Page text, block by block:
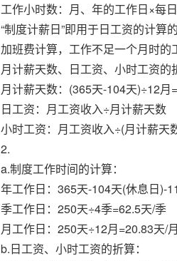
工作小时数：月、年的工作日×每
“制度计薪日”即用于日工资的计
加班费计算，工作不足一个月时的
月计薪天数、日工资、小时工资的
月计薪天数：(365天-104天)÷12
日工资：月工资收入÷月计薪天数
小时工资：月工资收入÷(月计薪天
2.
a.制度工作时间的计算：
年工作日：365天-104天(休息日)-
季工作日：250天÷4季=62.5天/季
月工作日：250天÷12月=20.83天/月
b.日工资、小时工资的折算：